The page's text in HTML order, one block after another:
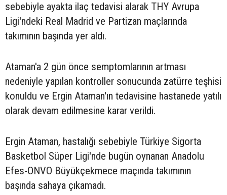
sebebiyle ayakta ilaç tedavisi alarak THY Avrupa
Ligi'ndeki Real Madrid ve Partizan maçlarında
takımının başında yer aldı.
Ataman'a 2 gün önce semptomlarının artması
nedeniyle yapılan kontroller sonucunda zatürre teşhisi
konuldu ve Ergin Ataman'ın tedavisine hastanede yatılı
olarak devam edilmesine karar verildi.
Ergin Ataman, hastalığı sebebiyle Türkiye Sigorta
Basketbol Süper Ligi'nde bugün oynanan Anadolu
Efes-ONVO Büyükçekmece maçında takımının
başında sahaya çıkamadı.